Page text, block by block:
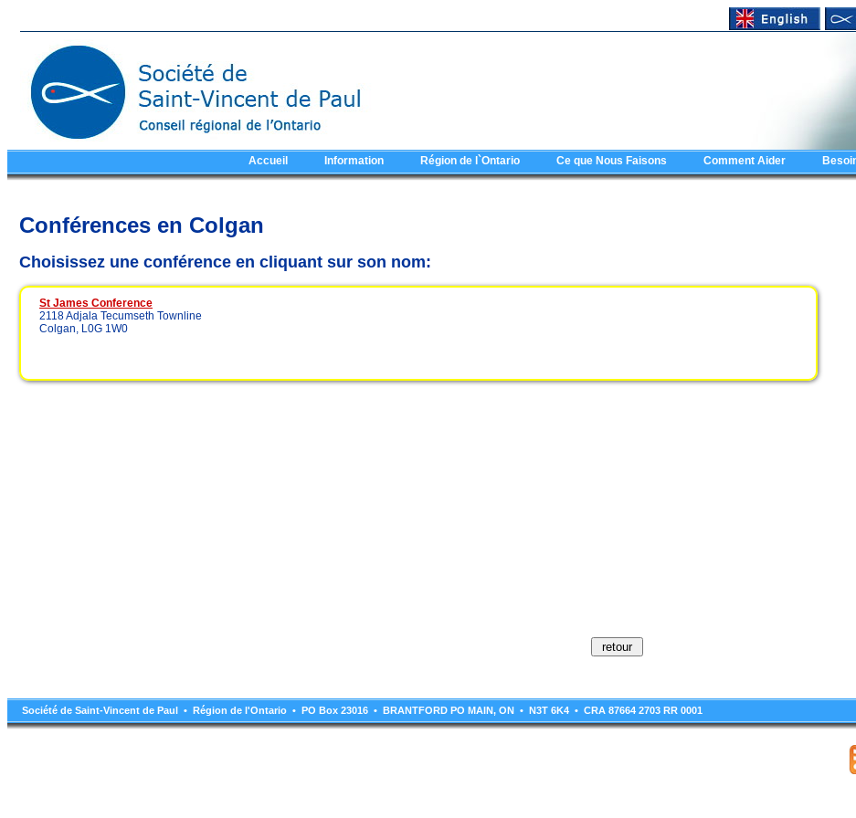
Accueil Information Région de l`Ontario Ce que Nous Faisons Comment Aider
Conférences en Colgan
Choisissez une conférence en cliquant sur son nom:
St James Conference
2118 Adjala Tecumseth Townline
Colgan, L0G 1W0
Société de Saint-Vincent de Paul • Région de l'Ontario • PO Box 23016 • BRANTFORD PO MAIN, ON • N3T 6K4 • CRA 87664 2703 RR 0001